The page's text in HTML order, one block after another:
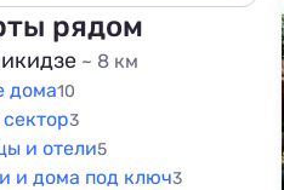
м
м
м
м
м
м
рядом
~ 8 км
дома10
3
и отели5
и дома под ключ3